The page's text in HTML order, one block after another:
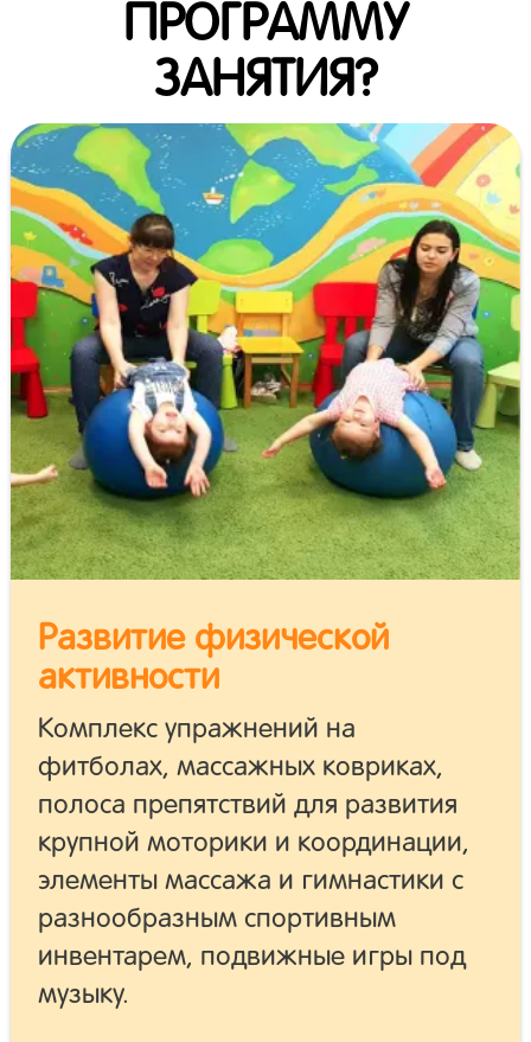
ПРОГРАММУ
ЗАНЯТИЯ?
Развитие физической
активности
Комплекс упражнений на
фитболах, массажных ковриках,
полоса препятствий для развития
крупной моторики и координации,
элементы массажа и гимнастики с
разнообразным спортивным
инвентарем, подвижные игры под
музыку.